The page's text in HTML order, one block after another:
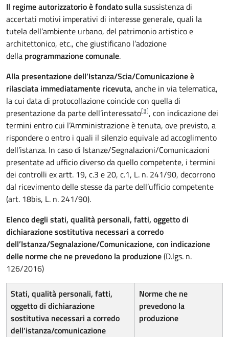
Il regime autorizzatorio è fondato sullasussistenza di
accertati motivi imperativi di interesse generale, quali la
tutela dell’ambiente urbano, del patrimonio artistico e
architettonico, etc., che giustificano l’adozione
della programmazione comunale.
Alla presentazione dell’Istanza/Scia/Comunicazione è
rilasciata immediatamente ricevuta, anche in via telematica,
la cui data di protocollazione coincide con quella di
presentazione da parte dell’interessato[3], con indicazione dei
termini entro cui l’Amministrazione è tenuta, ove previsto, a
rispondere o entro i quali il silenzio equivale ad accoglimento
dell’istanza. In caso di Istanze/Segnalazioni/Comunicazioni
presentate ad ufficio diverso da quello competente, i termini
dei controlli ex artt. 19, c.3 e 20, c.1, L. n. 241/90, decorrono
dal ricevimento delle stesse da parte dell’ufficio competente
(art. 18bis, L. n. 241/90).
Elenco degli stati, qualità personali, fatti, oggetto di
dichiarazione sostitutiva necessari a corredo
dell’Istanza/Segnalazione/Comunicazione, con indicazione
delle norme che ne prevedono la produzione(D.lgs. n.
126/2016)
Stati, qualità personali, fatti,
oggetto di dichiarazione
sostitutiva necessari a corredo
dell’istanza/comunicazione
Norme che ne
prevedono la
produzione